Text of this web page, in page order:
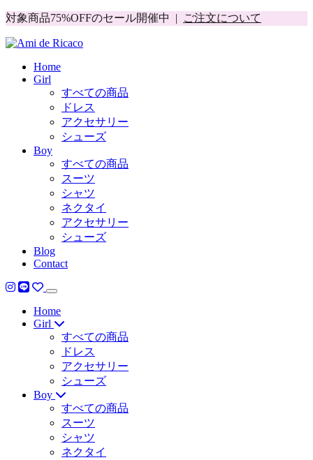
対象商品75%OFFのセール開催中 | ご注文について
Home
Girl
すべての商品
ドレス
アクセサリー
シューズ
Boy
すべての商品
スーツ
シャツ
ネクタイ
アクセサリー
シューズ
Blog
Contact
Home
Girl
すべての商品
ドレス
アクセサリー
シューズ
Boy
すべての商品
スーツ
シャツ
ネクタイ